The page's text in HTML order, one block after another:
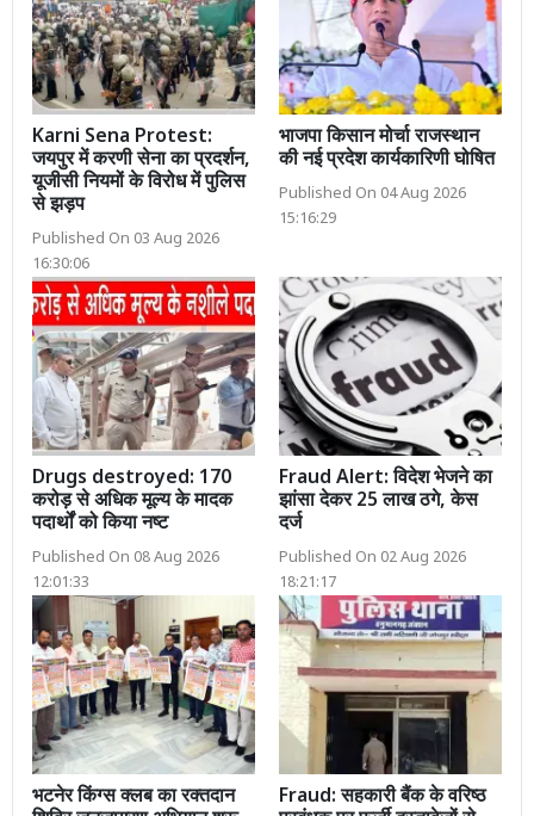
Karni Sena Protest:
जयपुर में करणी सेना का प्रदर्शन,
यूजीसी नियमों के विरोध में पुलिस
से झड़प
Published On 03 Aug 2026
16:30:06
भाजपा किसान मोर्चा राजस्थान
की नई प्रदेश कार्यकारिणी घोषित
Published On 04 Aug 2026
15:16:29
Drugs destroyed: 170
करोड़ से अधिक मूल्य के मादक
पदार्थों को किया नष्ट
Published On 08 Aug 2026
12:01:33
Fraud Alert: विदेश भेजने का
झांसा देकर 25 लाख ठगे, केस
दर्ज
Published On 02 Aug 2026
18:21:17
भटनेर किंग्स क्लब का रक्तदान
Fraud: सहकारी बैंक के वरिष्ठ